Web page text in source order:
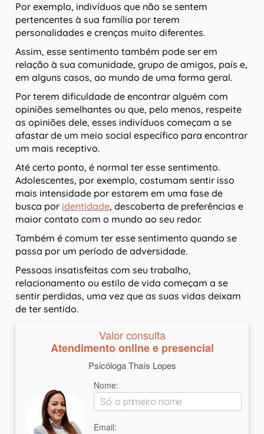
Por exemplo, indivíduos que não se sentem
pertencentes à sua família por terem
personalidades e crenças muito diferentes.
Assim, esse sentimento também pode ser em
relação à sua comunidade, grupo de amigos, país e,
em alguns casos, ao mundo de uma forma geral.
Por terem dificuldade de encontrar alguém com
opiniões semelhantes ou que, pelo menos, respeite
as opiniões dele, esses indivíduos começam a se
afastar de um meio social específico para encontrar
um mais receptivo.
Até certo ponto, é normal ter esse sentimento.
Adolescentes, por exemplo, costumam sentir isso
mais intensidade por estarem em uma fase de
busca por identidade, descoberta de preferências e
maior contato com o mundo ao seu redor.
Também é comum ter esse sentimento quando se
passa por um período de adversidade.
Pessoas insatisfeitas com seu trabalho,
relacionamento ou estilo de vida começam a se
sentir perdidas, uma vez que as suas vidas deixam
de ter sentido.
Valor consulta
Atendimento online e presencial
Psicóloga Thaís Lopes
Nome:
Email: